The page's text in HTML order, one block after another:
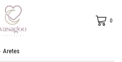
0
Aretes